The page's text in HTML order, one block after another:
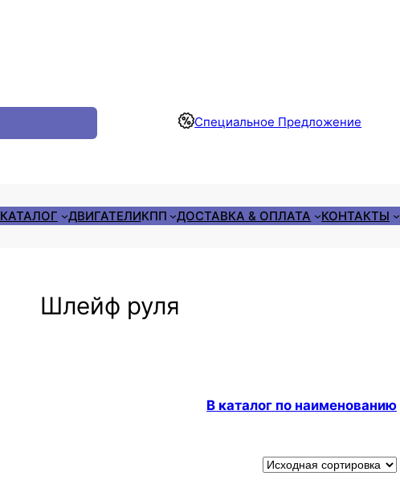
Специальное Предложение
КАТАЛОГ ДВИГАТЕЛИКПП ДОСТАВКА & ОПЛАТА КОНТАКТЫ
Шлейф руля
В каталог по наименованию